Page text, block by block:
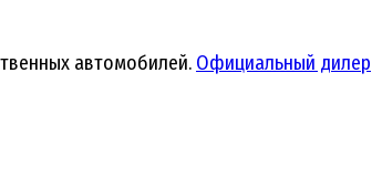
автомобилей. Официальный дилер